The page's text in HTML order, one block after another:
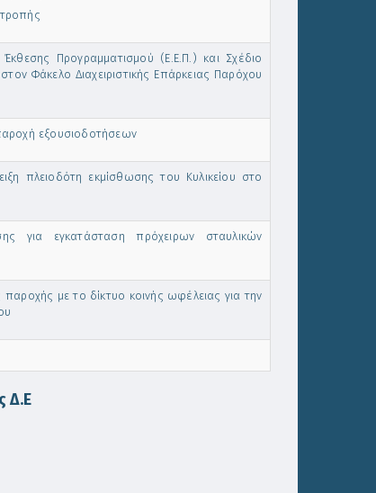
Προγραμματισμού (Ε.Ε.Π.) και Σχέδιο
Φάκελο Διαχειριστικής Επάρκειας Παρόχου
εξουσιοδοτήσεων
πλειοδότη εκμίσθωσης του Κυλικείου στο
για εγκατάσταση πρόχειρων σταυλικών
με το δίκτυο κοινής ωφέλειας για την
Δ.Ε